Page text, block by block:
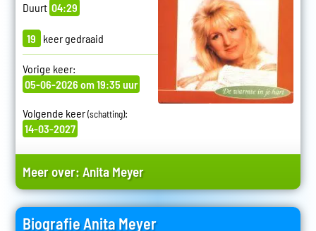
Duurt 04:29
19 keer gedraaid
Vorige keer:
05-06-2026 om 19:35 uur
Volgende keer(schatting):
14-03-2027
Meer over:Anita Meyer
Biografie Anita Meyer